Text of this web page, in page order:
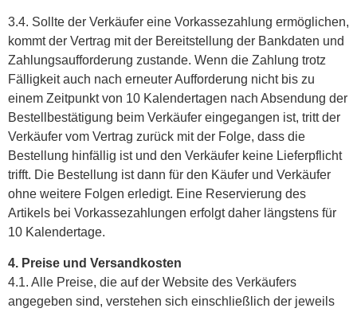
3.4. Sollte der Verkäufer eine Vorkassezahlung ermöglichen,
kommt der Vertrag mit der Bereitstellung der Bankdaten und
Zahlungsaufforderung zustande. Wenn die Zahlung trotz
Fälligkeit auch nach erneuter Aufforderung nicht bis zu
einem Zeitpunkt von 10 Kalendertagen nach Absendung der
Bestellbestätigung beim Verkäufer eingegangen ist, tritt der
Verkäufer vom Vertrag zurück mit der Folge, dass die
Bestellung hinfällig ist und den Verkäufer keine Lieferpflicht
trifft. Die Bestellung ist dann für den Käufer und Verkäufer
ohne weitere Folgen erledigt. Eine Reservierung des
Artikels bei Vorkassezahlungen erfolgt daher längstens für
10 Kalendertage.
4. Preise und Versandkosten
4.1. Alle Preise, die auf der Website des Verkäufers
angegeben sind, verstehen sich einschließlich der jeweils